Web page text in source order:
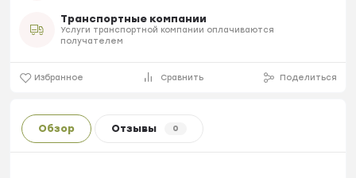
Транспортные компании
Услуги транспортной компании оплачиваются
получателем
Избранное Сравнить Поделиться
Обзор Отзывы 0